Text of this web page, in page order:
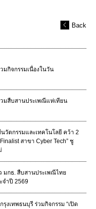
Back
มกิจกรรมเนื่องในวัน
มสืบสานประเพณีแห่เทียน
วัตกรรมและเทคโนโลยี คว้า 2
สาขา Cyber Tech” ชู
มกธ. สืบสานประเพณีไทย
จำปี 2569
งเทพธนบุรี ร่วมกิจกรรม “เปิด